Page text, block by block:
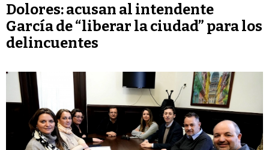
Dolores: acusan al intendente
García de “liberar la ciudad” para los
delincuentes